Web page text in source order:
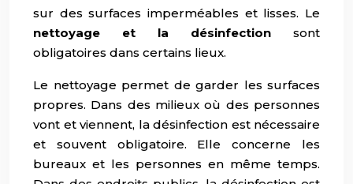
sur des surfaces imperméables et lisses. Le
nettoyage et la désinfection sont
obligatoires dans certains lieux.
Le nettoyage permet de garder les surfaces
propres. Dans des milieux où des personnes
vont et viennent, la désinfection est nécessaire
et souvent obligatoire. Elle concerne les
bureaux et les personnes en même temps.